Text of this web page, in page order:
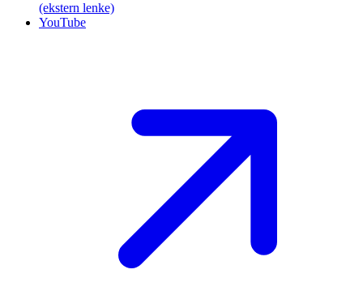
(ekstern lenke)
YouTube